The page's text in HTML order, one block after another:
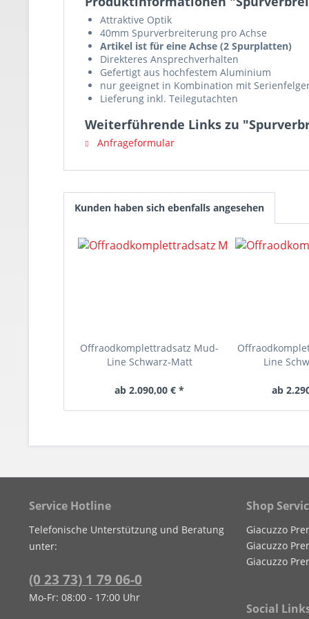
Attraktive Optik
40mm Spurverbreiterung pro Achse
Artikel ist für eine Achse (2 Spurplatten)
Direkteres Ansprechverhalten
Gefertigt aus hochfestem Aluminium
nur geeignet in Kombination mit
Lieferung inkl. Teilegutachten
Weiterführende Links zu
Anfrageformular
Kunden haben sich ebenfalls angesehen
Offraodkomplettradsatz Mud-
Line Schwarz-Matt
ab 2.090,00 € *
Line
ab
Service Hotline
Telefonische Unterstützung und Beratung
unter:
(0 23 73) 1 79 06-0
Mo-Fr: 08:00 - 17:00 Uhr
Shop
Giacuzzo
Giacuzzo
Giacuzzo
Social